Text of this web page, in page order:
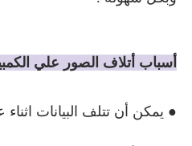
أسباب أتلاف الصور علي
● يمكن أن تتلف البيانات